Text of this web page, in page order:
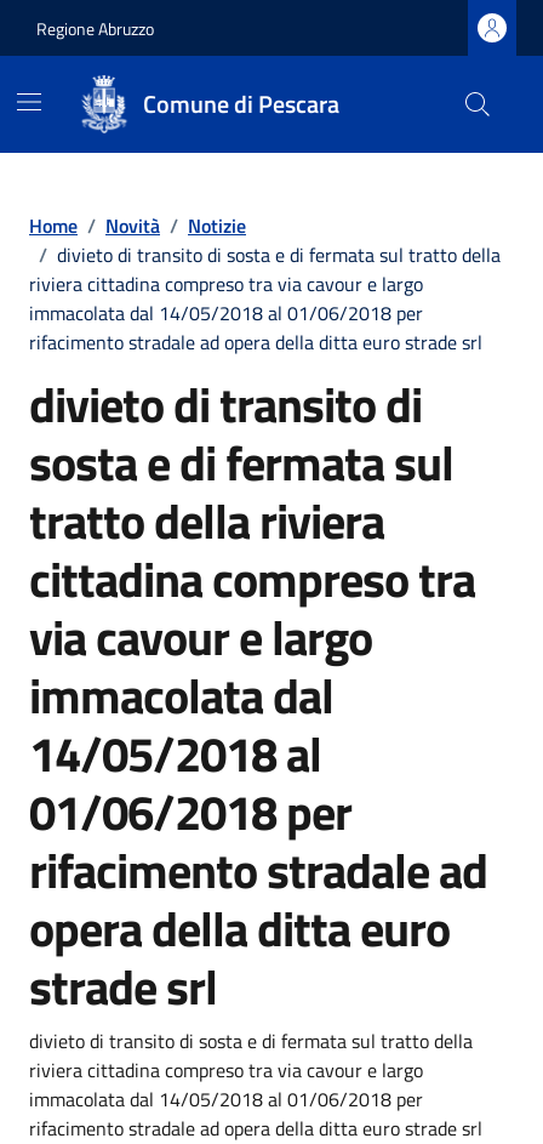
Regione Abruzzo
Comune di Pescara
Home / Novità / Notizie
/ divieto di transito di sosta e di fermata sul tratto della
riviera cittadina compreso tra via cavour e largo
immacolata dal 14/05/2018 al 01/06/2018 per
rifacimento stradale ad opera della ditta euro strade srl
divieto di transito di
sosta e di fermata sul
tratto della riviera
cittadina compreso tra
via cavour e largo
immacolata dal
14/05/2018 al
01/06/2018 per
rifacimento stradale ad
opera della ditta euro
strade srl
Dettagli della notizia
divieto di transito di sosta e di fermata sul tratto della
riviera cittadina compreso tra via cavour e largo
immacolata dal 14/05/2018 al 01/06/2018 per
rifacimento stradale ad opera della ditta euro strade srl